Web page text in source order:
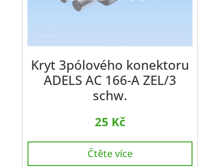
Kryt 3pólového konektoru
ADELS AC 166-A ZEL/3
schw.
25 Kč
Čtěte více